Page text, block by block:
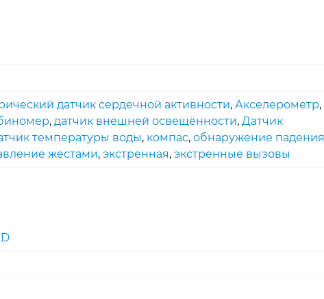
датчик сердечной активности, Акселерометр,
, датчик внешней освещённости, Датчик
температуры воды, компас, обнаружение падения
жестами, экстренная, экстренные вызовы